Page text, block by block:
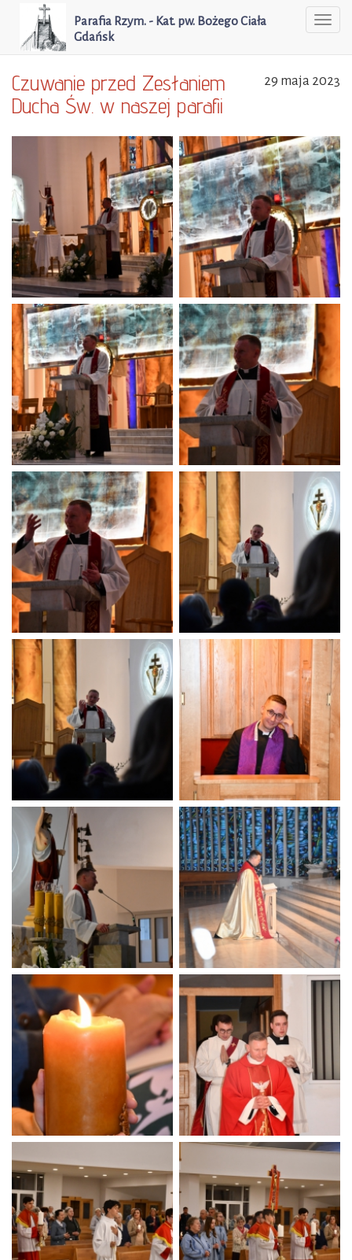
Parafia Rzym. - Kat. pw. Bożego Ciała
Gdańsk
29 maja 2023
Czuwanie przed Zesłaniem
Ducha Św. w naszej parafii